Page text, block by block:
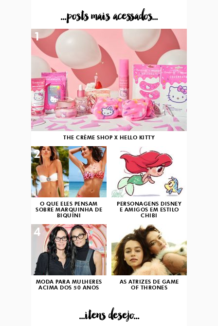
...posts mais acessados...
THE CRÈME SHOP X HELLO KITTY
1
O QUE ELES PENSAM
SOBRE MARQUINHA DE
BIQUÍNI
2
PERSONAGENS DISNEY
E AMIGOS EM ESTILO
CHIBI
3
MODA PARA MULHERES
ACIMA DOS 50 ANOS
4
AS ATRIZES DE GAME
OF THRONES
...itens desejo...